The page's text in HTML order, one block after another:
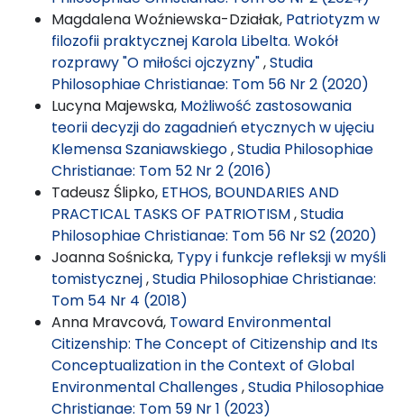
Magdalena Woźniewska-Działak, Patriotyzm w
filozofii praktycznej Karola Libelta. Wokół
rozprawy "O miłości ojczyzny",Studia
Philosophiae Christianae: Tom 56 Nr 2 (2020)
Lucyna Majewska, Możliwość zastosowania
teorii decyzji do zagadnień etycznych w ujęciu
Klemensa Szaniawskiego,Studia Philosophiae
Christianae: Tom 52 Nr 2 (2016)
Tadeusz Ślipko, ETHOS, BOUNDARIES AND
PRACTICAL TASKS OF PATRIOTISM,Studia
Philosophiae Christianae: Tom 56 Nr S2 (2020)
Joanna Sośnicka, Typy i funkcje refleksji w myśli
tomistycznej,Studia Philosophiae Christianae:
Tom 54 Nr 4 (2018)
Anna Mravcová, Toward Environmental
Citizenship: The Concept of Citizenship and Its
Conceptualization in the Context of Global
Environmental Challenges,Studia Philosophiae
Christianae: Tom 59 Nr 1 (2023)